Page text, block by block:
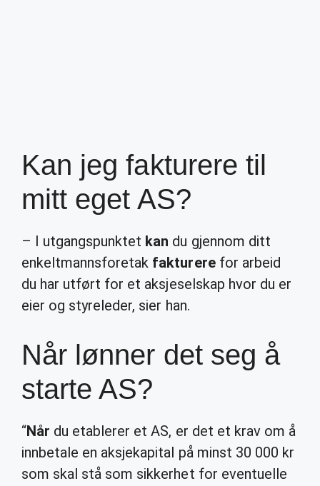
Kan jeg fakturere til
mitt eget AS?
– I utgangspunktet kan du gjennom ditt
enkeltmannsforetak fakturerefor arbeid
du har utført for et aksjeselskap hvor du er
eier og styreleder, sier han.
Når lønner det seg å
starte AS?
“Når du etablerer et AS, er det et krav om å
innbetale en aksjekapital på minst 30 000 kr
som skal stå som sikkerhet for eventuelle